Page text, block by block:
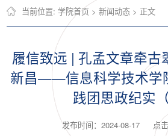
当前位置:学院首页 >新闻动态 > 正文
履信致远 | 孔孟文章牵古
新昌——信息科学技术学
践团思政纪实（
发布时间：2024-08-17 点